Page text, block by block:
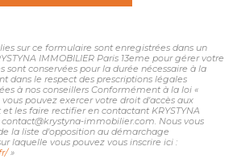
sur ce formulaire sont enregistrées dans un
IMMOBILIER Paris 13eme pour gérer votre
sont conservées pour la durée nécessaire à la
dans le respect des prescriptions légales
à nos conseillers Conformément à la loi «
pouvez exercer votre droit d'accès aux
les faire rectifier en contactant KRYSTYNA
contact@krystyna-immobilier.com. Nous vous
la liste d'opposition au démarchage
laquelle vous pouvez vous inscrire ici :
»